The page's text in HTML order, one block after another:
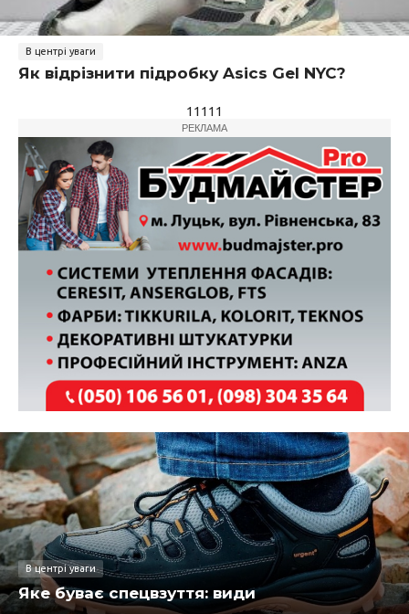
В центрі уваги
Як відрізнити підробку Asics Gel NYC?
11111
РЕКЛАМА
В центрі уваги
Яке буває спецвзуття: види